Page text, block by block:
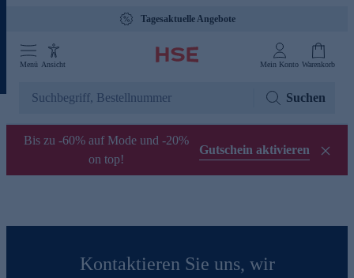
Tagesaktuelle Angebote
Menü Ansicht Mein Konto Warenkorb
Suchen
Bis zu -60% auf Mode und -20%
on top!
Gutschein aktivieren
Kontaktieren Sie uns, wir